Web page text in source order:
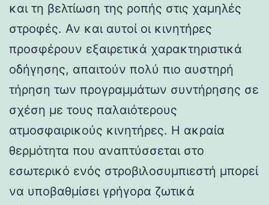
και τη βελτίωση της ροπής στις χαμηλές
στροφές. Αν και αυτοί οι κινητήρες
προσφέρουν εξαιρετικά χαρακτηριστικά
οδήγησης, απαιτούν πολύ πιο αυστηρή
τήρηση των προγραμμάτων συντήρησης σε
σχέση με τους παλαιότερους
ατμοσφαιρικούς κινητήρες. Η ακραία
θερμότητα που αναπτύσσεται στο
εσωτερικό ενός στροβιλοσυμπιεστή μπορεί
να υποβαθμίσει γρήγορα ζωτικά